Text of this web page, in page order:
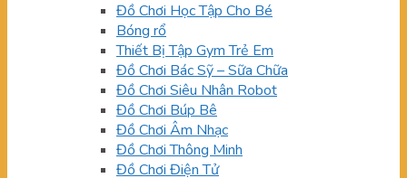
Đồ Chơi Học Tập Cho Bé
Bóng rổ
Thiết Bị Tập Gym Trẻ Em
Đồ Chơi Bác Sỹ – Sữa Chữa
Đồ Chơi Siêu Nhân Robot
Đồ Chơi Búp Bê
Đồ Chơi Âm Nhạc
Đồ Chơi Thông Minh
Đồ Chơi Điện Tử